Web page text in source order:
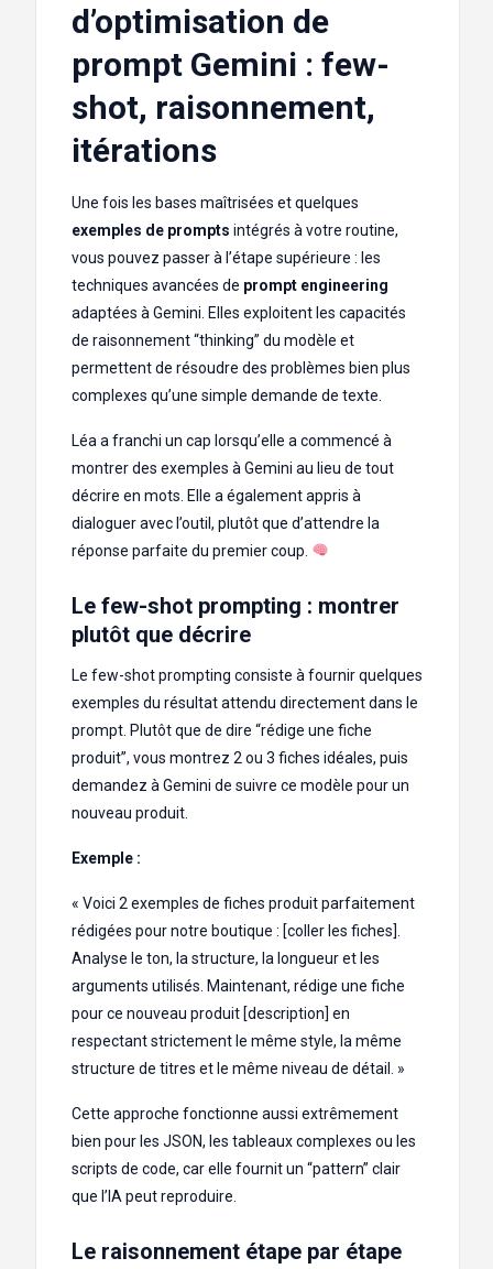
d’optimisation de
prompt Gemini : few-
shot, raisonnement,
itérations
Une fois les bases maîtrisées et quelques
exemples de prompts intégrés à votre routine,
vous pouvez passer à l’étape supérieure : les
techniques avancées de prompt engineering
adaptées à Gemini. Elles exploitent les capacités
de raisonnement “thinking” du modèle et
permettent de résoudre des problèmes bien plus
complexes qu’une simple demande de texte.
Léa a franchi un cap lorsqu’elle a commencé à
montrer des exemples à Gemini au lieu de tout
décrire en mots. Elle a également appris à
dialoguer avec l’outil, plutôt que d’attendre la
réponse parfaite du premier coup.
Le few-shot prompting : montrer
plutôt que décrire
Le few-shot prompting consiste à fournir quelques
exemples du résultat attendu directement dans le
prompt. Plutôt que de dire “rédige une fiche
produit”, vous montrez 2 ou 3 fiches idéales, puis
demandez à Gemini de suivre ce modèle pour un
nouveau produit.
Exemple :
« Voici 2 exemples de fiches produit parfaitement
rédigées pour notre boutique : [coller les fiches].
Analyse le ton, la structure, la longueur et les
arguments utilisés. Maintenant, rédige une fiche
pour ce nouveau produit [description] en
respectant strictement le même style, la même
structure de titres et le même niveau de détail. »
Cette approche fonctionne aussi extrêmement
bien pour les JSON, les tableaux complexes ou les
scripts de code, car elle fournit un “pattern” clair
que l’IA peut reproduire.
Le raisonnement étape par étape